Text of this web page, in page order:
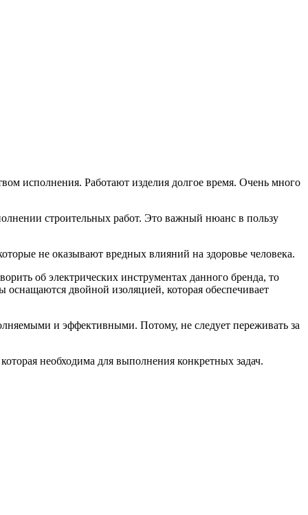
исполнения. Работают изделия долгое время. Очень много
строительных работ. Это важный нюанс в пользу
не оказывают вредных влияний на здоровье человека.
об электрических инструментах данного бренда, то
двойной изоляцией, которая обеспечивает
и эффективными. Потому, не следует переживать за
необходима для выполнения конкретных задач.